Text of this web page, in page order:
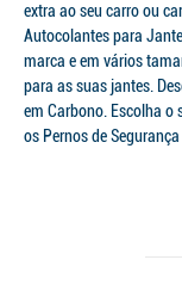
extra ao seu carro ou
Autocolantes para
marca e em vários
para as suas jantes.
em Carbono. Escolha o
os Pernos de